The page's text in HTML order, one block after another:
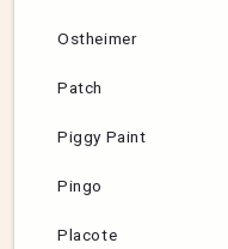
Ostheimer
Patch
Piggy Paint
Pingo
Placote